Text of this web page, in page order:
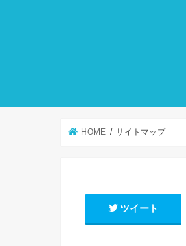
HOME サイトマップ
ツイート